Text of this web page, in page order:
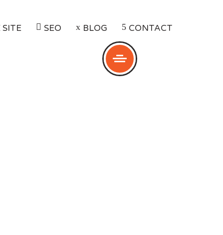
SITE SEO BLOG CONTACT